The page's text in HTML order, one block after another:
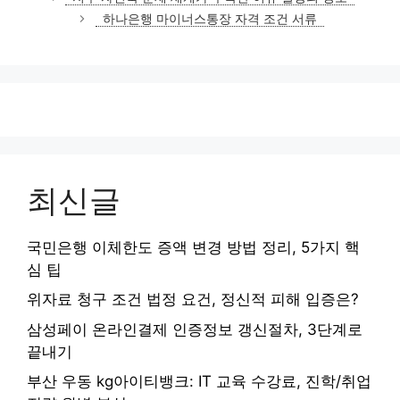
고
리
하나은행 마이너스통장 자격 조건 서류
최신글
국민은행 이체한도 증액 변경 방법 정리, 5가지 핵
심 팁
위자료 청구 조건 법정 요건, 정신적 피해 입증은?
삼성페이 온라인결제 인증정보 갱신절차, 3단계로
끝내기
부산 우동 kg아이티뱅크: IT 교육 수강료, 진학/취업